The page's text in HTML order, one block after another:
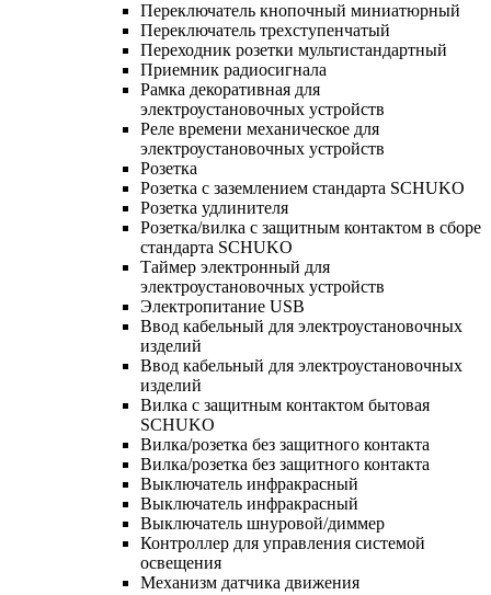
Переключатель кнопочный миниатюрный
Переключатель трехступенчатый
Переходник розетки мультистандартный
Приемник радиосигнала
Рамка декоративная для
электроустановочных устройств
Реле времени механическое для
электроустановочных устройств
Розетка
Розетка с заземлением стандарта SCHUKO
Розетка удлинителя
Розетка/вилка с защитным контактом в сборе
стандарта SCHUKO
Таймер электронный для
электроустановочных устройств
Электропитание USB
Ввод кабельный для электроустановочных
изделий
Ввод кабельный для электроустановочных
изделий
Вилка с защитным контактом бытовая
SCHUKO
Вилка/розетка без защитного контакта
Вилка/розетка без защитного контакта
Выключатель инфракрасный
Выключатель инфракрасный
Выключатель шнуровой/диммер
Контроллер для управления системой
освещения
Механизм датчика движения